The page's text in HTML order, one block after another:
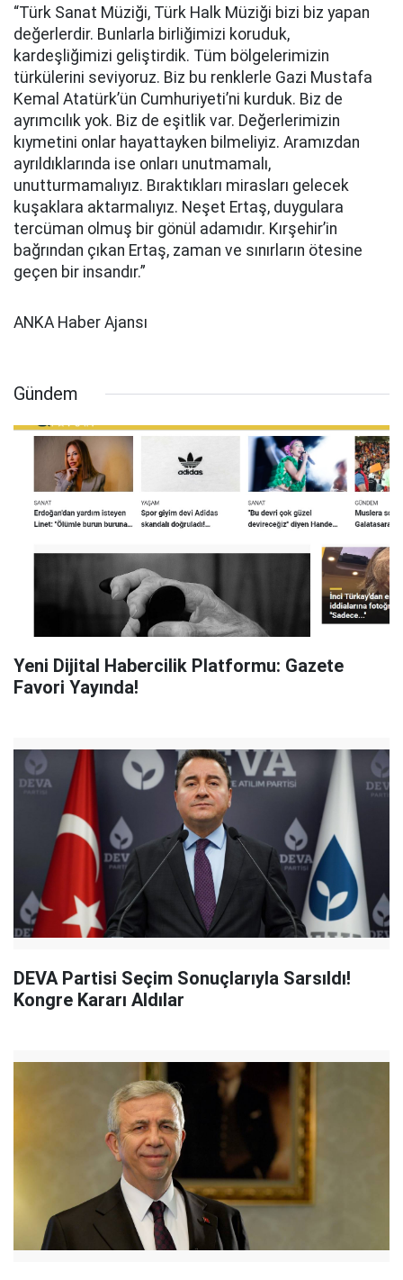
“Türk Sanat Müziği, Türk Halk Müziği bizi biz yapan
değerlerdir. Bunlarla birliğimizi koruduk,
kardeşliğimizi geliştirdik. Tüm bölgelerimizin
türkülerini seviyoruz. Biz bu renklerle Gazi Mustafa
Kemal Atatürk’ün Cumhuriyeti’ni kurduk. Biz de
ayrımcılık yok. Biz de eşitlik var. Değerlerimizin
kıymetini onlar hayattayken bilmeliyiz. Aramızdan
ayrıldıklarında ise onları unutmamalı,
unutturmamalıyız. Bıraktıkları mirasları gelecek
kuşaklara aktarmalıyız. Neşet Ertaş, duygulara
tercüman olmuş bir gönül adamıdır. Kırşehir’in
bağrından çıkan Ertaş, zaman ve sınırların ötesine
geçen bir insandır.”
ANKA Haber Ajansı
Gündem
Yeni Dijital Habercilik Platformu: Gazete
Favori Yayında!
DEVA Partisi Seçim Sonuçlarıyla Sarsıldı!
Kongre Kararı Aldılar